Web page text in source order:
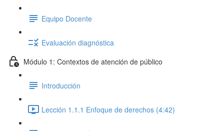
Equipo Docente
Evaluación diagnóstica
Módulo 1: Contextos de atención de público
Introducción
Lección 1.1.1 Enfoque de derechos (4:42)